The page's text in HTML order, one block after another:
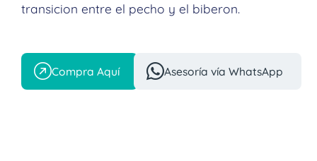
transicion entre el pecho y el biberon.
Compra Aquí Asesoría vía WhatsApp